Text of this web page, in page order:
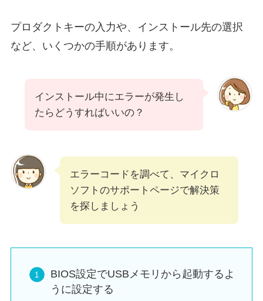
プロダクトキーの入力や、インストール先の選択
など、いくつかの手順があります。
インストール中にエラーが発生し
たらどうすればいいの？
エラーコードを調べて、マイクロ
ソフトのサポートページで解決策
を探しましょう
BIOS設定でUSBメモリから起動するよ
うに設定する